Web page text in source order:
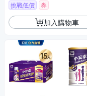
挑戰低價 券
加入購物車